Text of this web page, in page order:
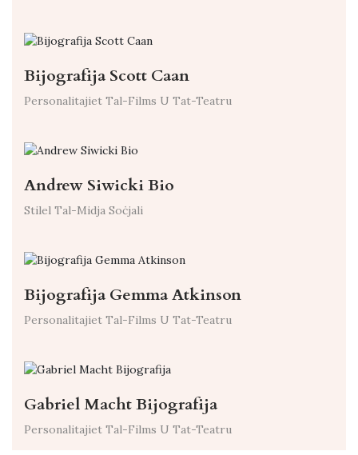
Bijografija Scott Caan
Personalitajiet Tal-Films U Tat-Teatru
Andrew Siwicki Bio
Stilel Tal-Midja Soċjali
Bijografija Gemma Atkinson
Personalitajiet Tal-Films U Tat-Teatru
Gabriel Macht Bijografija
Personalitajiet Tal-Films U Tat-Teatru